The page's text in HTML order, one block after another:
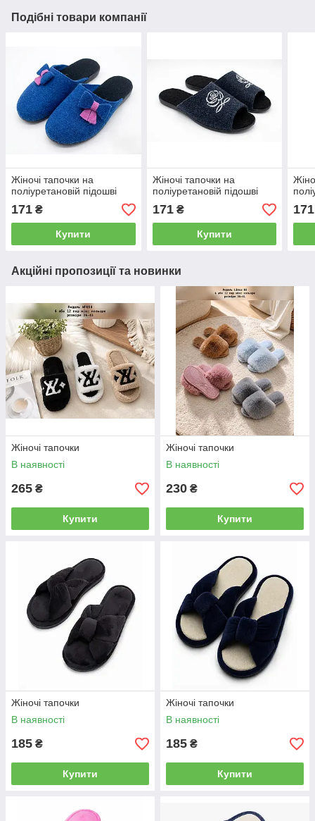
Подібні товари компанії
Жіночі тапочки на
поліуретановій підошві
171 ₴
Купити
Жіночі тапочки на
поліуретановій підошві
171₴
Купити
171
Акційні пропозиції та новинки
Жіночі тапочки
В наявності
265 ₴
Купити
Жіночі тапочки
В наявності
230 ₴
Купити
Жіночі тапочки
В наявності
185 ₴
Купити
Жіночі тапочки
В наявності
185 ₴
Купити